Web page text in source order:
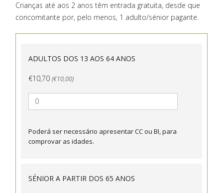
Crianças até aos 2 anos têm entrada gratuita, desde que
concomitante por, pelo menos, 1 adulto/sénior pagante.
ADULTOS DOS 13 AOS 64 ANOS
€10,70 (€10,00)
Poderá ser necessário apresentar CC ou BI, para
comprovar as idades.
SÉNIOR A PARTIR DOS 65 ANOS